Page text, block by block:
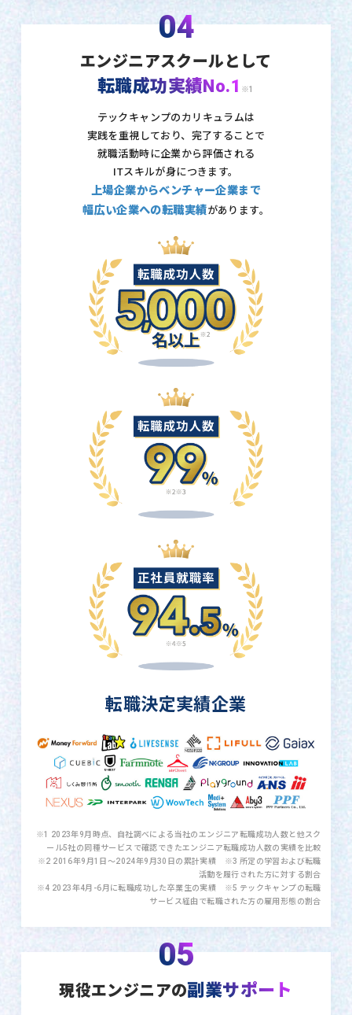
04
エンジニアスクールとして
転職成功実績No.1 ※1
テックキャンプのカリキュラムは
実践を重視しており、 完了することで
就職活動時に企業から評価される
ITスキルが身につきます。
上場企業からベンチャー企業まで
幅広い企業への転職実績があります。
転職決定実績企業
※1 2023年9月時点、自社調べによる当社のエンジニア転職成功人数と他スク
ール5社の同種サービスで確認できたエンジニア転職成功人数の実績を比較
※2 2016年9月1日〜2024年9月30日の累計実績 ※3 所定の学習および転職
活動を履行された方に対する割合
※4 2023年4月-6月に転職成功した卒業生の実績 ※5 テックキャンプの転職
サービス経由で転職された方の雇用形態の割合
05
現役エンジニアの副業サポート